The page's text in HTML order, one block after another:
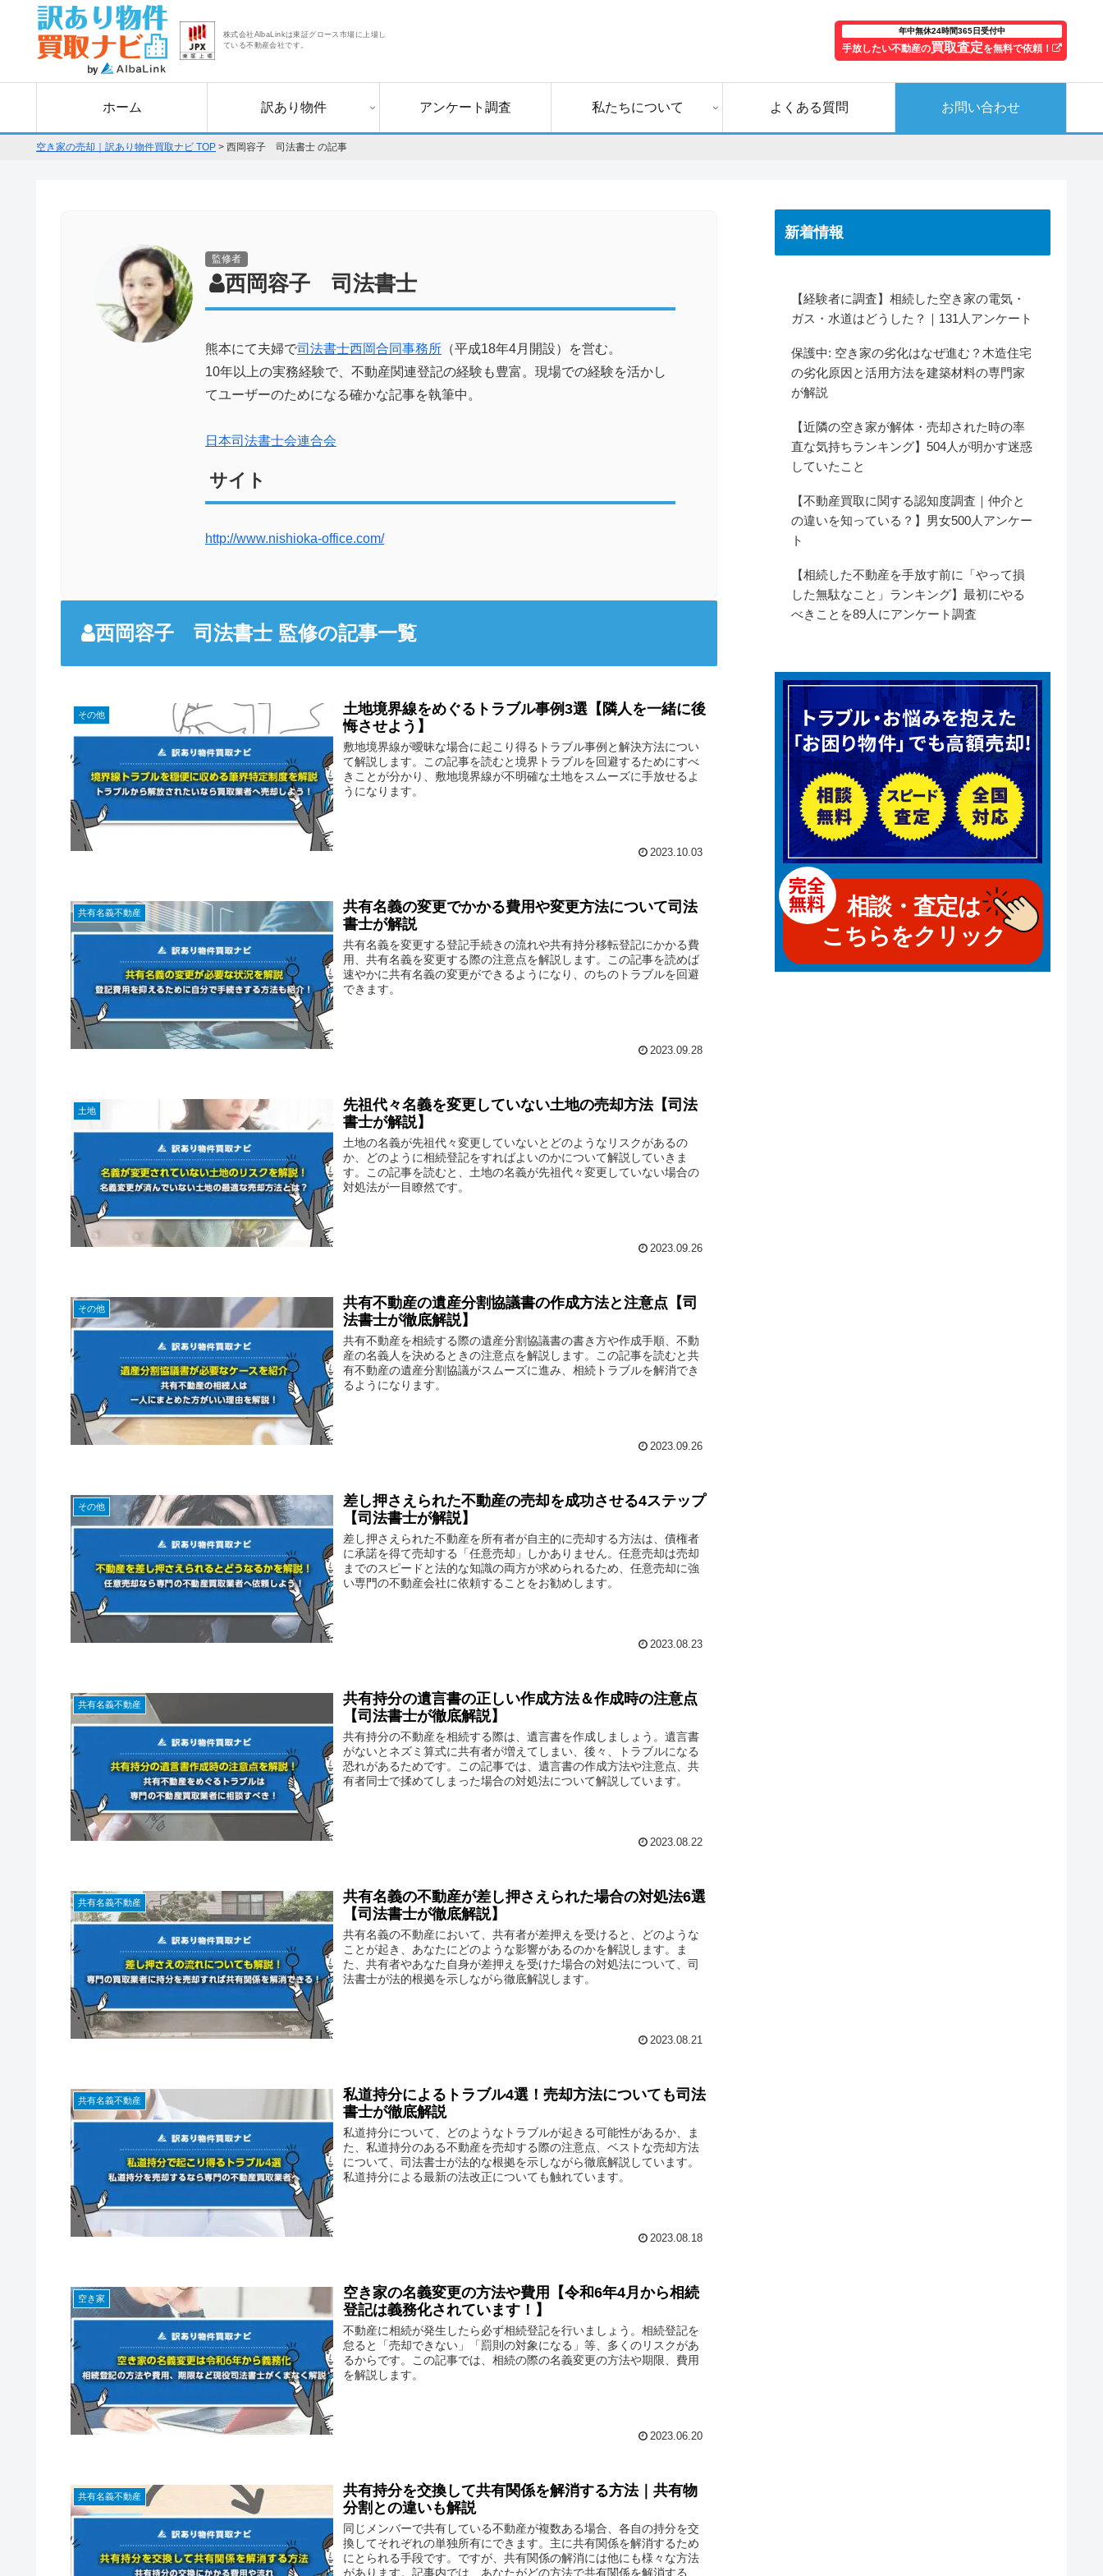
株式会社AlbaLinkは東証グロース市場に上場し
ている不動産会社です。
年中無休24時間365日受付中
手放したい不動産の買取査定を無料で依頼！
ホーム 訳あり物件 アンケート調査 私たちについて よくある質問 お問い合わせ
空き家の売却｜訳あり物件買取ナビ TOP > 西岡容子 司法書士 の記事
監修者
西岡容子 司法書士
熊本にて夫婦で司法書士西岡合同事務所 （平成18年4月開設）を営む。
10年以上の実務経験で、不動産関連登記の経験も豊富。現場での経験を活かし
てユーザーのためになる確かな記事を執筆中。
日本司法書士会連合会
サイト
http://www.nishioka-office.com/
西岡容子 司法書士 監修の記事一覧
その他
土地境界線をめぐるトラブル事例3選【隣人を一緒に後
悔させよう】
敷地境界線が曖昧な場合に起こり得るトラブル事例と解決方法につい
て解説します。この記事を読むと境界トラブルを回避するためにすべ
きことが分かり、敷地境界線が不明確な土地をスムーズに手放せるよ
うになります。
2023.10.03
共有名義不動産
共有名義の変更でかかる費用や変更方法について司法
書士が解説
共有名義を変更する登記手続きの流れや共有持分移転登記にかかる費
用、共有名義を変更する際の注意点を解説します。この記事を読めば
速やかに共有名義の変更ができるようになり、のちのトラブルを回避
できます。
2023.09.28
土地
先祖代々名義を変更していない土地の売却方法【司法
書士が解説】
土地の名義が先祖代々変更していないとどのようなリスクがあるの
か、どのように相続登記をすればよいのかについて解説していきま
す。この記事を読むと、土地の名義が先祖代々変更していない場合の
対処法が一目瞭然です。
2023.09.26
その他
共有不動産の遺産分割協議書の作成方法と注意点【司
法書士が徹底解説】
共有不動産を相続する際の遺産分割協議書の書き方や作成手順、不動
産の名義人を決めるときの注意点を解説します。この記事を読むと共
有不動産の遺産分割協議がスムーズに進み、相続トラブルを解消でき
るようになります。
2023.09.26
その他
差し押さえられた不動産の売却を成功させる4ステップ
【司法書士が解説】
差し押さえられた不動産を所有者が自主的に売却する方法は、債権者
に承諾を得て売却する「任意売却」しかありません。任意売却は売却
までのスピードと法的な知識の両方が求められるため、任意売却に強
い専門の不動産会社に依頼することをお勧めします。
2023.08.23
共有名義不動産
共有持分の遺言書の正しい作成方法＆作成時の注意点
【司法書士が徹底解説】
共有持分の不動産を相続する際は、遺言書を作成しましょう。遺言書
がないとネズミ算式に共有者が増えてしまい、後々、トラブルになる
恐れがあるためです。この記事では、遺言書の作成方法や注意点、共
有者同士で揉めてしまった場合の対処法について解説しています。
2023.08.22
共有名義不動産
共有名義の不動産が差し押さえられた場合の対処法6選
【司法書士が徹底解説】
共有名義の不動産において、共有者が差押えを受けると、どのような
ことが起き、あなたにどのような影響があるのかを解説します。ま
た、共有者やあなた自身が差押えを受けた場合の対処法について、司
法書士が法的根拠を示しながら徹底解説します。
2023.08.21
共有名義不動産
私道持分によるトラブル4選！売却方法についても司法
書士が徹底解説
私道持分について、どのようなトラブルが起きる可能性があるか、ま
た、私道持分のある不動産を売却する際の注意点、ベストな売却方法
について、司法書士が法的な根拠を示しながら徹底解説しています。
私道持分による最新の法改正についても触れています。
2023.08.18
空き家
空き家の名義変更の方法や費用【令和6年4月から相続
登記は義務化されています！】
不動産に相続が発生したら必ず相続登記を行いましょう。相続登記を
怠ると「売却できない」「罰則の対象になる」等、多くのリスクがあ
るからです。この記事では、相続の際の名義変更の方法や期限、費用
を解説します。
2023.06.20
共有名義不動産
共有持分を交換して共有関係を解消する方法｜共有物
分割との違いも解説
同じメンバーで共有している不動産が複数ある場合、各自の持分を交
換してそれぞれの単独所有にできます。主に共有関係を解消するため
にとられる手段です。ですが、共有関係の解消には他にも様々な方法
があります。記事内では、あなたがどの方法で共有関係を解消するべ
新着情報
【経験者に調査】相続した空き家の電気・
ガス・水道はどうした？｜131人アンケート
保護中: 空き家の劣化はなぜ進む？木造住宅
の劣化原因と活用方法を建築材料の専門家
が解説
【近隣の空き家が解体・売却された時の率
直な気持ちランキング】504人が明かす迷惑
していたこと
【不動産買取に関する認知度調査｜仲介と
の違いを知っている？】男女500人アンケー
ト
【相続した不動産を手放す前に「やって損
した無駄なこと」ランキング】最初にやる
べきことを89人にアンケート調査
相談・査定は
こちらをクリック